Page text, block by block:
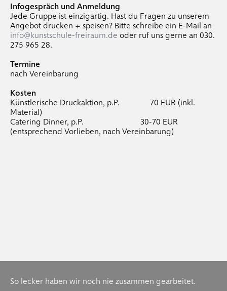
Infogespräch und Anmeldung
Jede Gruppe ist einzigartig. Hast du Fragen zu unserem
Angebot drucken + speisen? Bitte schreibe ein E-Mail an
info@kunstschule-freiraum.de oder ruf uns gerne an 030.
275 965 28.
Termine
nach Vereinbarung
Kosten
Künstlerische Druckaktion, p.P. 70 EUR (inkl.
Material)
Catering Dinner, p.P. 30-70 EUR
(entsprechend Vorlieben, nach Vereinbarung)
So lecker haben wir noch nie zusammen gearbeitet.